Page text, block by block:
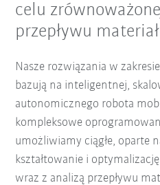
celu
przepływu
Nasze rozwiązania w
bazują na inteligentnej,
autonomicznego robota
kompleksowe
umożliwiamy ciągłe, oparte
kształtowanie i
wraz z analizą przepływu